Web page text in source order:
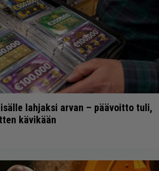
lahjaksi arvan – päävoitto tuli,
kävikään